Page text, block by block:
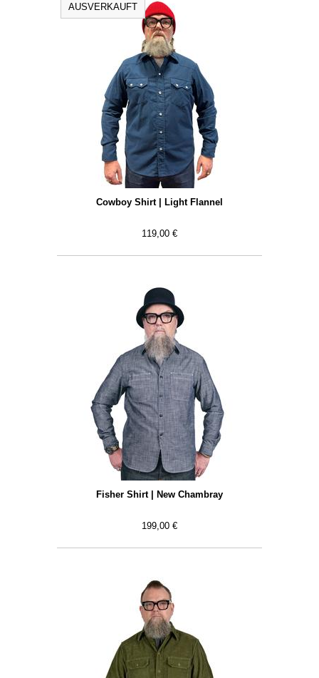
AUSVERKAUFT
Cowboy Shirt | Light Flannel
119,00 €
Fisher Shirt | New Chambray
199,00 €